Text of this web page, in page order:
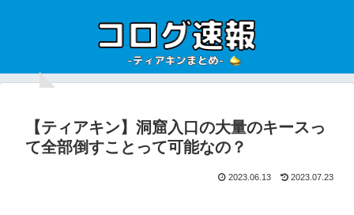
【ティアキン】洞窟入口の大量のキースっ
て全部倒すことって可能なの？
2023.06.13 2023.07.23